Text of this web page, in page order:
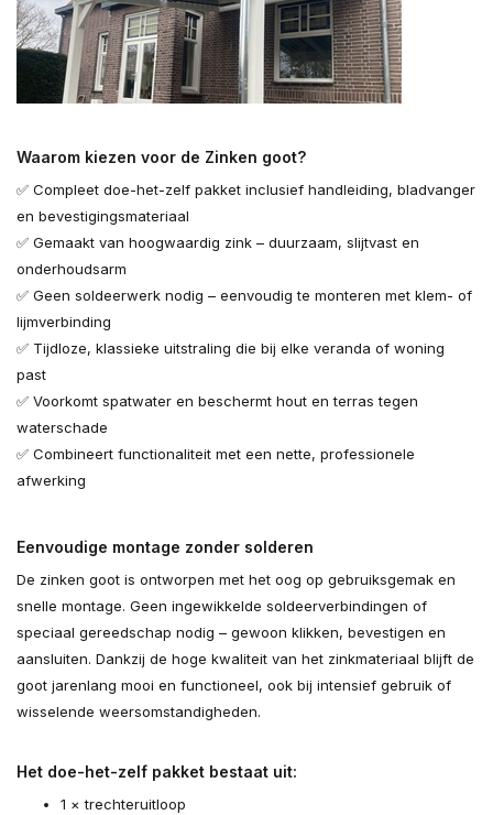
Waarom kiezen voor de Zinken goot?
✅ Compleet doe-het-zelf pakket inclusief handleiding, bladvanger
en bevestigingsmateriaal
✅ Gemaakt van hoogwaardig zink – duurzaam, slijtvast en
onderhoudsarm
✅ Geen soldeerwerk nodig – eenvoudig te monteren met klem- of
lijmverbinding
✅ Tijdloze, klassieke uitstraling die bij elke veranda of woning
past
✅ Voorkomt spatwater en beschermt hout en terras tegen
waterschade
✅ Combineert functionaliteit met een nette, professionele
afwerking
Eenvoudige montage zonder solderen
De zinken goot is ontworpen met het oog op gebruiksgemak en
snelle montage. Geen ingewikkelde soldeerverbindingen of
speciaal gereedschap nodig – gewoon klikken, bevestigen en
aansluiten. Dankzij de hoge kwaliteit van het zinkmateriaal blijft de
goot jarenlang mooi en functioneel, ook bij intensief gebruik of
wisselende weersomstandigheden.
Het doe-het-zelf pakket bestaat uit:
1 × trechteruitloop